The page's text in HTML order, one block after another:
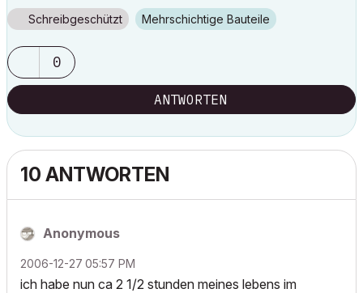
Schreibgeschützt Mehrschichtige Bauteile
0
ANTWORTEN
10 ANTWORTEN
Anonymous
‎2006-12-27 05:57 PM
ich habe nun ca 2 1/2 stunden meines lebens im